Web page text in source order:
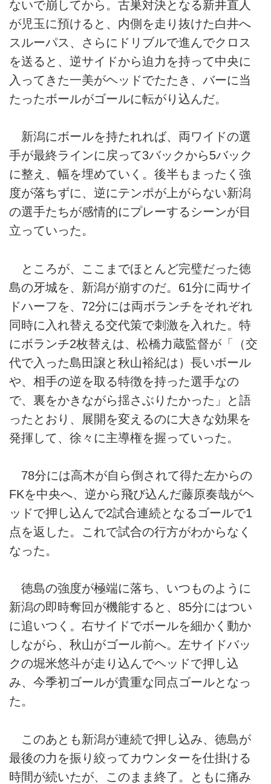
ないで崩してから。古巣対決となる新井直人
が児玉に預けると、内側を走り抜けた白井へ
スルーパス、さらにドリブルで進んでクロス
を送ると、逆サイドから迫力を持って中央に
入ってきた一美がヘッドでたたき、バーに当
たったボールがゴールに転がり込んだ。
新潟にボールを持たれれば、両ワイドの選
手が最終ラインに戻って3バックから5バック
に整え、幅を埋めていく。後半もまったく強
度が落ちずに、逆にテンポが上がらない新潟
の選手たちが感情的にプレーするシーンが目
立っていった。
ところが、ここまでほとんど完璧だった徳
島の牙城を、新潟が崩すのだ。61分に両サイ
ドハーフを、72分には両ボランチをそれぞれ
同時に入れ替える交代策で刺激を入れた。特
にボランチ2枚替えは、松橋力蔵監督が「（交
代で入った島田譲と秋山裕紀は）長いボール
や、相手の逆を取る特徴を持った選手なの
で、裏をかきながら揺さぶりたかった」と語
ったとおり、展開を変えるのに大きな効果を
発揮して、徐々に主導権を握っていった。
78分には高木が自ら倒されて得た左からの
FKを中央へ、逆から飛び込んだ藤原奏哉がヘ
ッドで押し込んで2試合連続となるゴールで1
点を返した。これで試合の行方がわからなく
なった。
徳島の強度が極端に落ち、いつものように
新潟の即時奪回が機能すると、85分にはつい
に追いつく。右サイドでボールを細かく動か
しながら、秋山がゴール前へ。左サイドバッ
クの堀米悠斗が走り込んでヘッドで押し込
み、今季初ゴールが貴重な同点ゴールとなっ
た。
このあとも新潟が連続で押し込み、徳島が
最後の力を振り絞ってカウンターを仕掛ける
時間が続いたが、このまま終了。ともに痛み